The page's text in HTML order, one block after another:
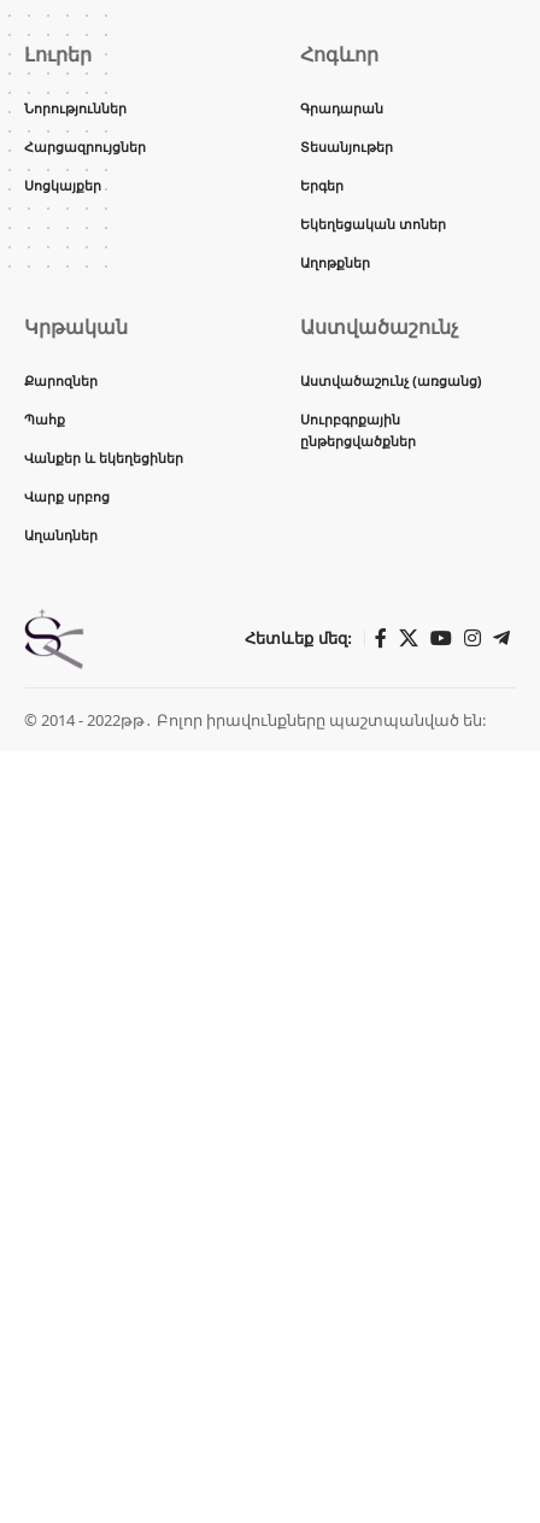
Լուրեր
Նորություններ
Հարցազրույցներ
Սոցկայքեր
Հոգևոր
Գրադարան
Տեսանյութեր
Երգեր
Եկեղեցական տոներ
Աղոթքներ
Կրթական
Քարոզներ
Պահք
Վանքեր և եկեղեցիներ
Վարք սրբոց
Աղանդներ
Աստվածաշունչ
Աստվածաշունչ (առցանց)
Սուրբգրքային
ընթերցվածքներ
Հետևեք մեզ:
© 2014 - 2022թթ․ Բոլոր իրավունքները պաշտպանված են: